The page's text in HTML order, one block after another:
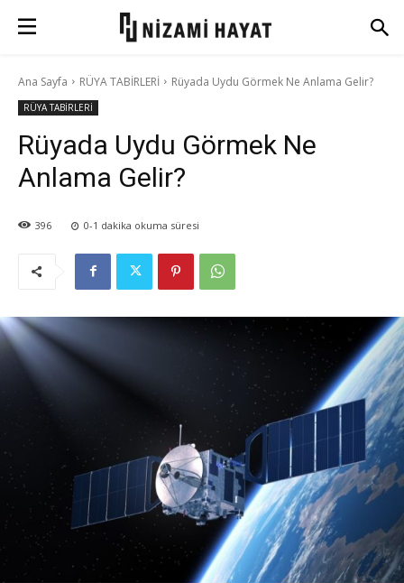
Ana Sayfa RÜYA TABİRLERİ Rüyada Uydu Görmek Ne Anlama Gelir?
RÜYA TABİRLERİ
Rüyada Uydu Görmek Ne
Anlama Gelir?
396 0-1 dakika okuma süresi